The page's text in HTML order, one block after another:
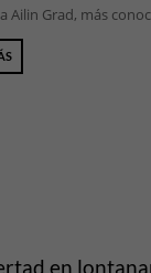
Ailin Grad, más
en